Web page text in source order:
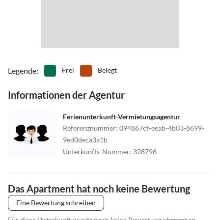
Legende: Frei Belegt
Informationen der Agentur
Ferienunterkunft-Vermietungsagentur
Referenznummer: 094867cf-eeab-4b03-8699-
9ed0deca3a1b
Unterkunfts-Nummer: 328796
Das Apartment hat noch keine Bewertung
Eine Bewertung schreiben